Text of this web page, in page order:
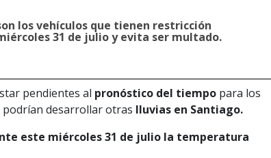
los vehículos que tienen restricción
31 de julio y evita ser multado.
pendientes al pronóstico del tiempo para los
podrían desarrollar otras lluvias en Santiago.
este miércoles 31 de julio la temperatura